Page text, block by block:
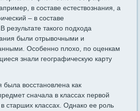
в составе естествознания, а
– в составе
результате такого подхода
были отрывочными и
Особенно плохо, по оценкам
знали географическую карту
была восстановлена как
сначала в классах первой
старших классах. Однако ее роль